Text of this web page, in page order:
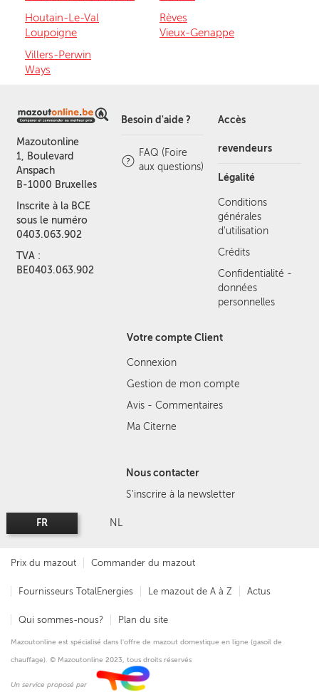
Houtain-Le-Val
Loupoigne
Rèves
Vieux-Genappe
Villers-Perwin
Ways
Mazoutonline
1, Boulevard
Anspach
B-1000 Bruxelles
Inscrite à la BCE
sous le numéro
0403.063.902
TVA :
BE0403.063.902
Besoin d'aide ?
FAQ (Foire
aux questions)
Accès
revendeurs
Légalité
Conditions
générales
d'utilisation
Crédits
Confidentialité -
données
personnelles
Votre compte Client
Connexion
Gestion de mon compte
Avis - Commentaires
Ma Citerne
Nous contacter
S'inscrire à la newsletter
FR NL
Prix du mazout Commander du mazout
Fournisseurs TotalEnergies Le mazout de A à Z Actus
Qui sommes-nous? Plan du site
Un service proposé par
Mazoutonline est spécialisé dans l'offre de mazout domestique en ligne (gasoil de
chauffage). © Mazoutonline 2023, tous droits réservés